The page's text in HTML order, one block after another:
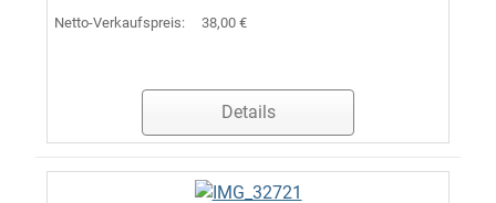
Netto-Verkaufspreis: 38,00 €
Details